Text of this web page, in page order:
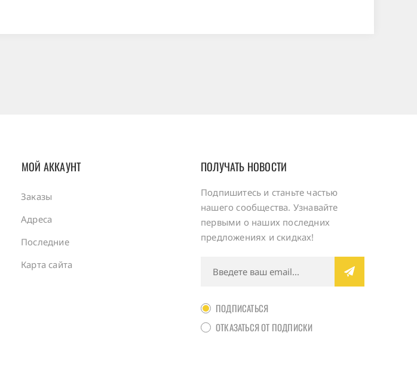
МОЙ АККАУНТ
Заказы
Адреса
Последние
Карта сайта
ПОЛУЧАТЬ НОВОСТИ
Подпишитесь и станьте частью
нашего сообщества. Узнавайте
первыми о наших последних
предложениях и скидках!
ПОДПИСАТЬСЯ
ОТКАЗАТЬСЯ ОТ ПОДПИСКИ